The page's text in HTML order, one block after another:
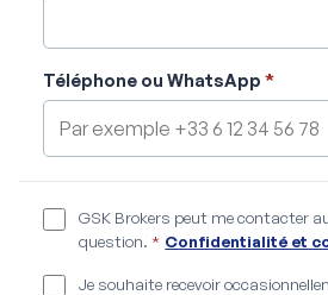
Téléphone ou WhatsApp *
GSK Brokers peut me contacter
question.* Confidentialité et
Je souhaite recevoir